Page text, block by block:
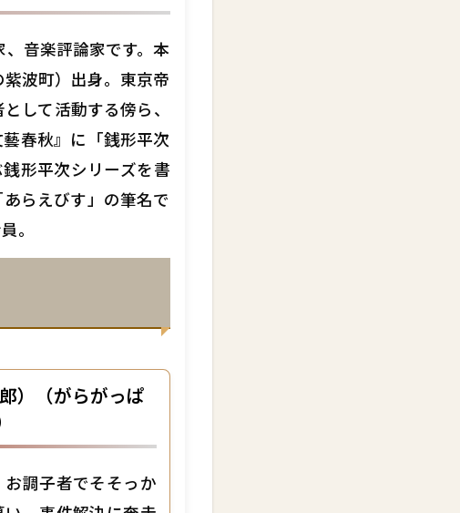
音楽評論家です。本
波町）出身。東京帝
して活動する傍ら、
春秋』に「銭形平次
形平次シリーズを書
らえびす」の筆名で
。
）（がらがっぱ
調子者でそそっか